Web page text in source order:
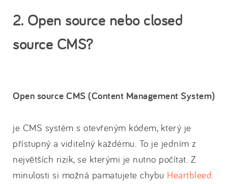
2. Open source nebo closed
source CMS?
Open source CMS (Content Management System)
je CMS systém s otevřeným kódem, který je
přístupný a viditelný každému. To je jedním z
největších rizik, se kterými je nutno počítat. Z
minulosti si možná pamatujete chybu Heartbleed.